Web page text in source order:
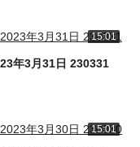
15:01
年3月31日 230331
15:01